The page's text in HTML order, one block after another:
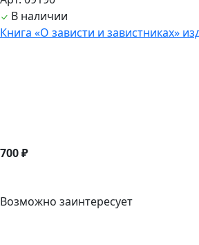
В наличии
Книга «О зависти и завистниках»
700 ₽
Возможно заинтересует